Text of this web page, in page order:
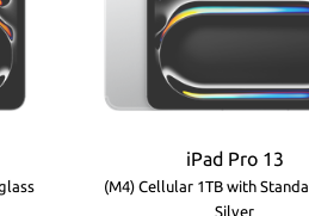
iPad Pro 13
(M4) Cellular 1TB with
Silver